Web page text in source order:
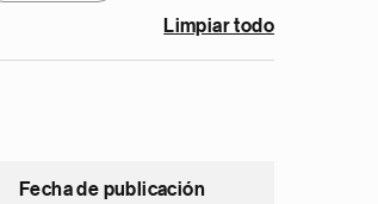
Limpiar todo
Fecha de publicación